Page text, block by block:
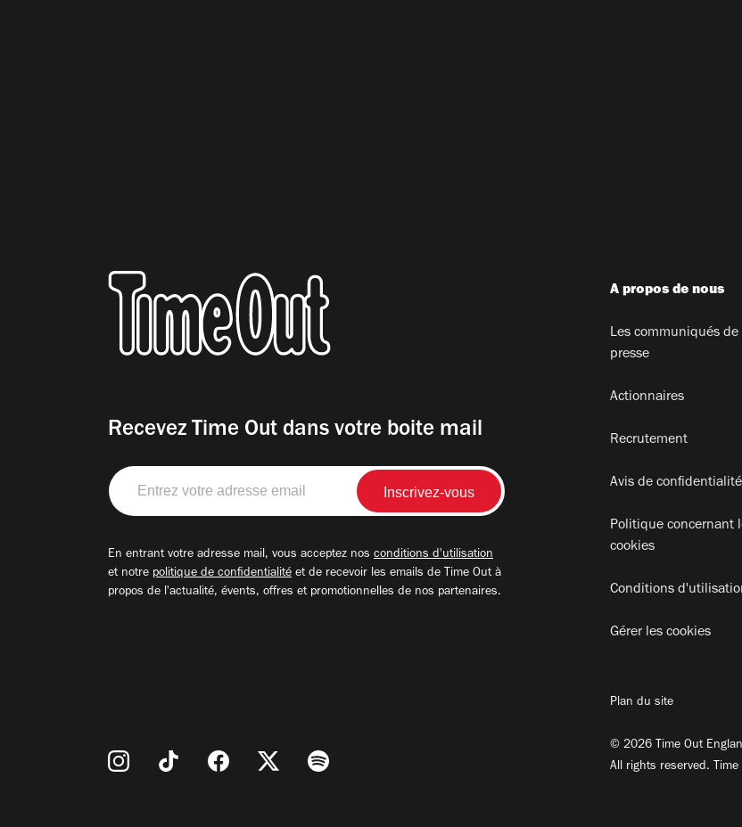
Recevez Time Out dans votre boite mail
Entrez
votre
adresse
En entrant votre adresse mail, vous acceptez nos conditions d'utilisation
et notre politique de confidentialité et de recevoir les emails de Time Out à
propos de l'actualité, évents, offres et promotionnelles de nos partenaires.
A propos de nous
Les communiqués de
presse
Actionnaires
Recrutement
Avis de confidentialité
Politique concernant
cookies
Conditions
Gérer les cookies
Plan du site
© 2026 Time Out
All rights reserved.